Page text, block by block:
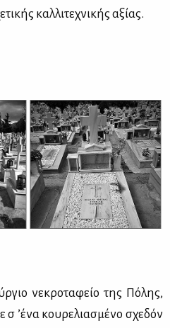
καλ­λι­τε­χνι­κής αξί­ας.
νε­κρο­τα­φείο της Πό­λης,
σ ’έ­να κου­ρε­λια­σμέ­νο σχε­δόν